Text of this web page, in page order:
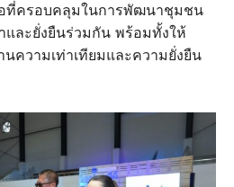
ที่ครอบคลุมในการพัฒนาชุมชน
และยั่งยืนร่วมกัน พร้อมทั้งให้
ความเท่าเทียมและความยั่งยืน